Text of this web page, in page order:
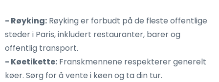
- Røyking: Røyking er forbudt på de fleste offentlige
steder i Paris, inkludert restauranter, barer og
offentlig transport.
- Køetikette: Franskmennene respekterer generelt
køer. Sørg for å vente i køen og ta din tur.